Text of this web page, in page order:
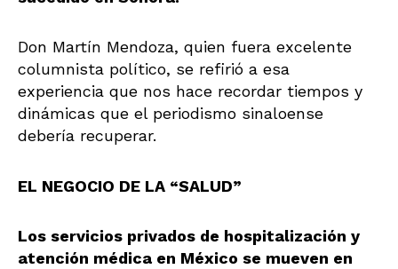
Don Martín Mendoza, quien fuera excelente
columnista político, se refirió a esa
experiencia que nos hace recordar tiempos y
dinámicas que el periodismo sinaloense
debería recuperar.
EL NEGOCIO DE LA “SALUD”
Los servicios privados de hospitalización y
atención médica en México se mueven en